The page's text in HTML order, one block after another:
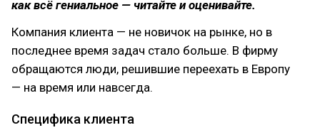
как всё гениальное — читайте и оценивайте.
Компания клиента — не новичок на рынке, но в
последнее время задач стало больше. В фирму
обращаются люди, решившие переехать в Европу
— на время или навсегда.
Специфика клиента